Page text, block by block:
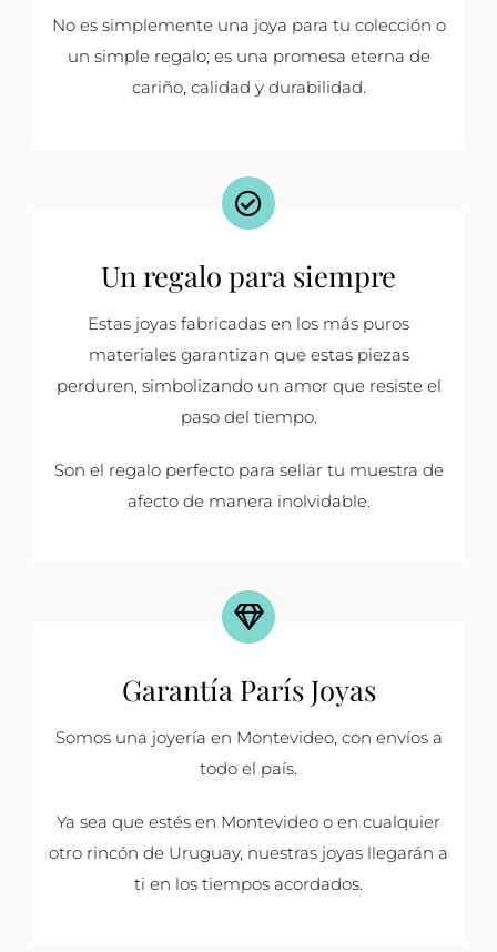
No es simplemente una joya para tu colección o
un simple regalo; es una promesa eterna de
cariño, calidad y durabilidad.
Un regalo para siempre
Estas joyas fabricadas en los más puros
materiales garantizan que estas piezas
perduren, simbolizando un amor que resiste el
paso del tiempo.
Son el regalo perfecto para sellar tu muestra de
afecto de manera inolvidable.
Garantía París Joyas
Somos una joyería en Montevideo, con envíos a
todo el país.
Ya sea que estés en Montevideo o en cualquier
otro rincón de Uruguay, nuestras joyas llegarán a
ti en los tiempos acordados.